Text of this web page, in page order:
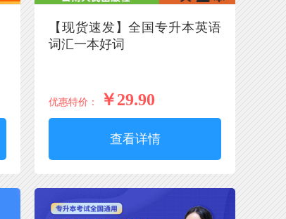
【现货速发】全国专升本英语
词汇一本好词
优惠特价： ￥29.90
查看详情